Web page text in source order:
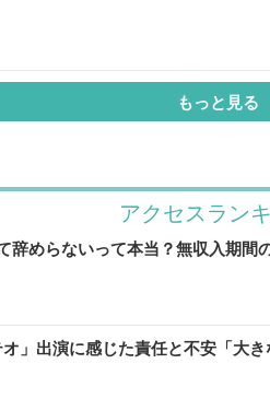
もっと見る
アクセスラン
めらないって本当？無収入期間
」出演に感じた責任と不安「大